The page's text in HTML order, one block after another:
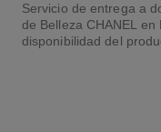
Servicio de entrega a
de Belleza CHANEL
disponibilidad del